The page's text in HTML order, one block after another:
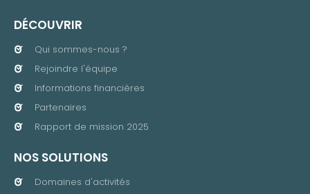
DÉCOUVRIR
Qui sommes-nous ?
Rejoindre l'équipe
Informations financières
Partenaires
Rapport de mission 2025
NOS SOLUTIONS
Domaines d'activités